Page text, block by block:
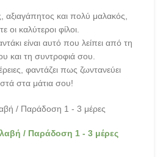
αξιαγάπητος και πολύ μαλακός,
οι καλύτεροι φίλοι.
είναι αυτό που λείπει από τη
και τη συντροφιά σου.
φαντάζει πως ζωντανεύει
στα μάτια σου!
/ Παράδοση 1 - 3 μέρες
/ Παράδοση 1 - 3 μέρες